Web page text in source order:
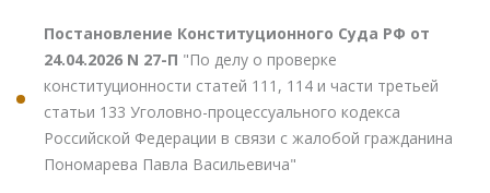
Постановление Конституционного Суда РФ от
24.04.2026 N 27-П "По делу о проверке
конституционности статей 111, 114 и части третьей
статьи 133 Уголовно-процессуального кодекса
Российской Федерации в связи с жалобой гражданина
Пономарева Павла Васильевича"